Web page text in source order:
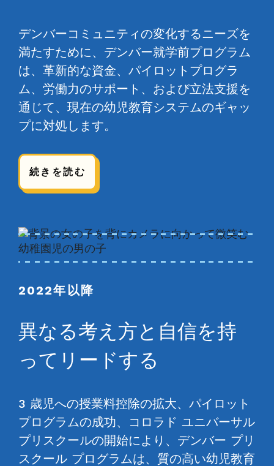
デンバーコミュニティの変化するニーズを
満たすために、デンバー就学前プログラム
は、革新的な資金、パイロットプログラ
ム、労働力のサポート、および立法支援を
通じて、現在の幼児教育システムのギャッ
プに対処します。
続きを読む
2022年以降
異なる考え方と自信を持
ってリードする
3 歳児への授業料控除の拡大、パイロット
プログラムの成功、コロラド ユニバーサル
プリスクールの開始により、デンバー プリ
スクール プログラムは、質の高い幼児教育